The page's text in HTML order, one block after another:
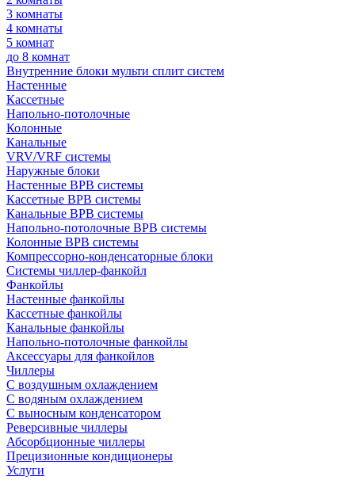
3 комнаты
4 комнаты
5 комнат
до 8 комнат
Внутренние блоки мульти сплит систем
Настенные
Кассетные
Напольно-потолочные
Колонные
Канальные
VRV/VRF системы
Наружные блоки
Настенные ВРВ системы
Кассетные ВРВ системы
Канальные ВРВ системы
Напольно-потолочные ВРВ системы
Колонные ВРВ системы
Компрессорно-конденсаторные блоки
Системы чиллер-фанкойл
Фанкойлы
Настенные фанкойлы
Кассетные фанкойлы
Канальные фанкойлы
Напольно-потолочные фанкойлы
Аксессуары для фанкойлов
Чиллеры
С воздушным охлаждением
С водяным охлаждением
С выносным конденсатором
Реверсивные чиллеры
Абсорбционные чиллеры
Прецизионные кондиционеры
Услуги